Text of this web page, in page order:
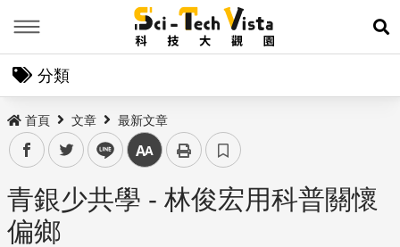
展
分類
首頁 文章 最新文章
facebooktwitter line 中
青銀少共學 - 林俊宏用科普關懷
偏鄉